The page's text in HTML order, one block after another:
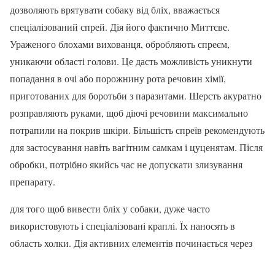
дозволяють врятувати собаку від бліх, вважається
спеціалізований спрей. Дія його фактично Миттєве.
Ураженого блохами вихованця, обробляють спреєм,
уникаючи області голови. Це дасть можливість уникнути
попадання в очі або порожнину рота речовин хімії,
приготованих для боротьби з паразитами. Шерсть акуратно
розправляють руками, щоб діючі речовини максимально
потрапили на покрив шкіри. Більшість спреїв рекомендують
для застосування навіть вагітним самкам і цуценятам. Після
обробки, потрібно якийсь час не допускати злизування
препарату.
для того щоб вивести бліх у собаки, дуже часто
використовують і спеціалізовані краплі. Їх наносять в
область холки. Дія активних елементів починається через